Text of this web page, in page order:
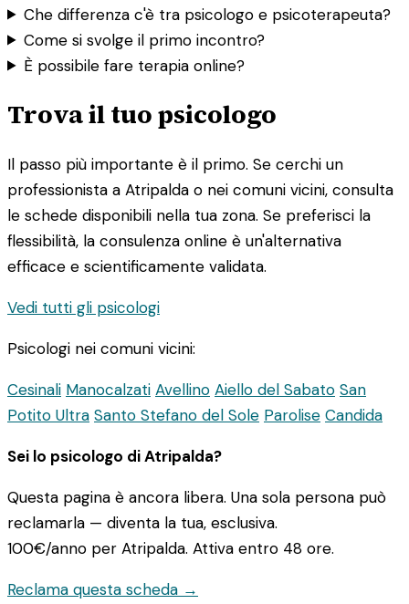
Che differenza c'è tra psicologo e psicoterapeuta?
Come si svolge il primo incontro?
È possibile fare terapia online?
Trova il tuo psicologo
Il passo più importante è il primo. Se cerchi un
professionista a Atripalda o nei comuni vicini, consulta
le schede disponibili nella tua zona. Se preferisci la
flessibilità, la consulenza online è un'alternativa
efficace e scientificamente validata.
Vedi tutti gli psicologi
Psicologi nei comuni vicini:
Cesinali Manocalzati Avellino Aiello del Sabato San
Potito Ultra Santo Stefano del Sole Parolise Candida
Sei lo psicologo di Atripalda?
Questa pagina è ancora libera. Una sola persona può
reclamarla — diventa la tua, esclusiva.
100€/anno per Atripalda. Attiva entro 48 ore.
Reclama questa scheda →